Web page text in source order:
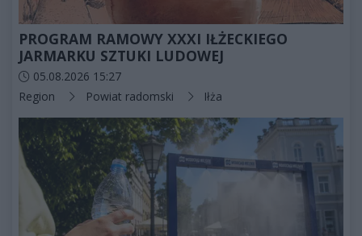
PROGRAM RAMOWY XXXI IŁŻECKIEGO
JARMARKU SZTUKI LUDOWEJ
Data dodania artykułu:
05.08.2026 15:27
Kategorie artykułu:
Region Powiat radomski Iłża